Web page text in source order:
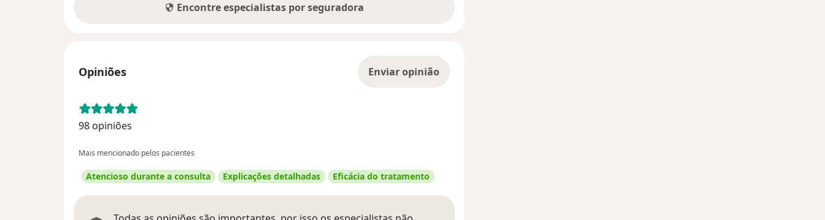
Encontre especialistas por seguradora
Opiniões Enviar opinião
98 opiniões
Mais mencionado pelos pacientes
Atencioso durante a consulta Explicações detalhadas Eficácia do tratamento